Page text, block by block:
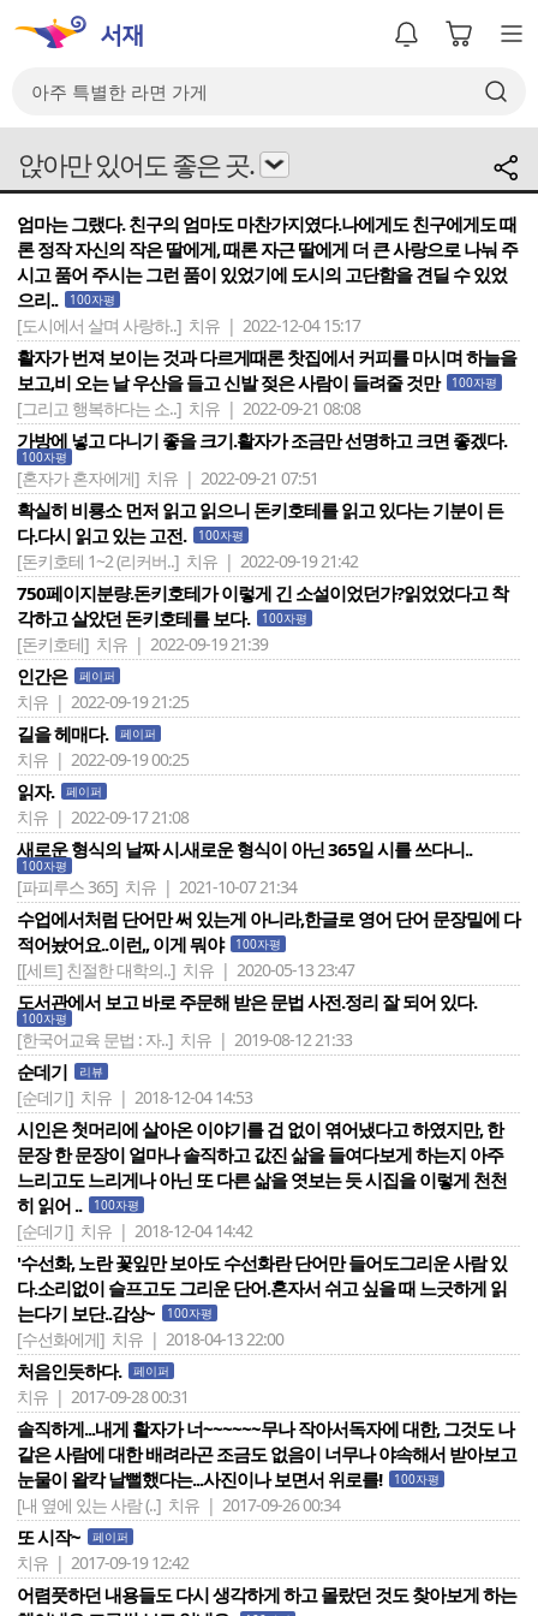
앉아만 있어도 좋은 곳.
엄마는 그랬다. 친구의 엄마도 마찬가지였다.나에게도 친구에게도 때
론 정작 자신의 작은 딸에게, 때론 자근 딸에게 더 큰 사랑으로 나눠 주
시고 품어 주시는 그런 품이 있었기에 도시의 고단함을 견딜 수 있었
으리..
100자평
[도시에서 살며 사랑하..] 치유 | 2022-12-04 15:17
활자가 번져 보이는 것과 다르게때론 찻집에서 커피를 마시며 하늘을
보고,비 오는 날 우산을 들고 신발 젖은 사람이 들려줄 것만
100자평
[그리고 행복하다는 소..] 치유 | 2022-09-21 08:08
가방에 넣고 다니기 좋을 크기.활자가 조금만 선명하고 크면 좋겠다.
100자평
[혼자가 혼자에게] 치유 | 2022-09-21 07:51
확실히 비룡소 먼저 읽고 읽으니 돈키호테를 읽고 있다는 기분이 든
다.다시 읽고 있는 고전.
100자평
[돈키호테 1~2 (리커버..] 치유 | 2022-09-19 21:42
750페이지분량.돈키호테가 이렇게 긴 소설이었던가?읽었었다고 착
각하고 살았던 돈키호테를 보다.
100자평
[돈키호테] 치유 | 2022-09-19 21:39
인간은 페이퍼
치유 | 2022-09-19 21:25
길을 헤매다. 페이퍼
치유 | 2022-09-19 00:25
읽자. 페이퍼
치유 | 2022-09-17 21:08
새로운 형식의 날짜 시.새로운 형식이 아닌 365일 시를 쓰다니..
100자평
[파피루스 365] 치유 | 2021-10-07 21:34
수업에서처럼 단어만 써 있는게 아니라,한글로 영어 단어 문장밑에 다
적어놨어요..이런,, 이게 뭐야
100자평
[[세트] 친절한 대학의..] 치유 | 2020-05-13 23:47
도서관에서 보고 바로 주문해 받은 문법 사전.정리 잘 되어 있다.
100자평
[한국어교육 문법 : 자..] 치유 | 2019-08-12 21:33
순데기 리뷰
[순데기] 치유 | 2018-12-04 14:53
시인은 첫머리에 살아온 이야기를 겁 없이 엮어냈다고 하였지만, 한
문장 한 문장이 얼마나 솔직하고 값진 삶을 들여다보게 하는지 아주
느리고도 느리게나 아닌 또 다른 삶을 엿보는 듯 시집을 이렇게 천천
히 읽어 ..
100자평
[순데기] 치유 | 2018-12-04 14:42
'수선화, 노란 꽃잎만 보아도 수선화란 단어만 들어도그리운 사람 있
다.소리없이 슬프고도 그리운 단어.혼자서 쉬고 싶을 때 느긋하게 읽
는다기 보단..감상~
100자평
[수선화에게] 치유 | 2018-04-13 22:00
처음인듯하다. 페이퍼
치유 | 2017-09-28 00:31
솔직하게...내게 활자가 너~~~~~~무나 작아서독자에 대한, 그것도 나
같은 사람에 대한 배려라곤 조금도 없음이 너무나 야속해서 받아보고
눈물이 왈칵 날뻘했다는...사진이나 보면서 위로를!
100자평
[내 옆에 있는 사람 (..] 치유 | 2017-09-26 00:34
또 시작~ 페이퍼
치유 | 2017-09-19 12:42
어렴풋하던 내용들도 다시 생각하게 하고 몰랐던 것도 찾아보게 하는